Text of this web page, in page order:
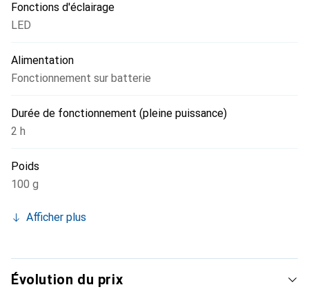
l'emploi.
Fonctions d'éclairage
LED
Alimentation
Fonctionnement sur batterie
Durée de fonctionnement (pleine puissance)
2 h
Poids
100 g
Afficher plus
Évolution du prix